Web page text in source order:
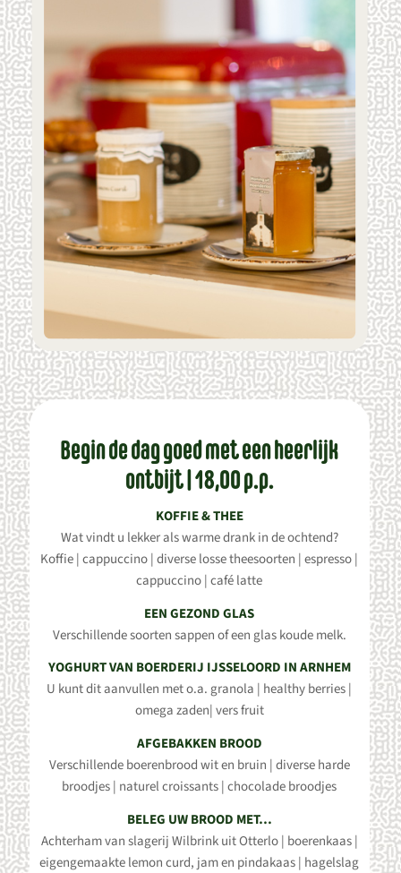
Begin de dag goed met een heerlijk
ontbijt | 18,00 p.p.
KOFFIE & THEE
Wat vindt u lekker als warme drank in de ochtend?
Koffie | cappuccino | diverse losse theesoorten | espresso |
cappuccino | café latte
EEN GEZOND GLAS
Verschillende soorten sappen of een glas koude melk.
YOGHURT VAN BOERDERIJ IJSSELOORD IN ARNHEM
U kunt dit aanvullen met o.a. granola | healthy berries |
omega zaden| vers fruit
AFGEBAKKEN BROOD
Verschillende boerenbrood wit en bruin | diverse harde
broodjes | naturel croissants | chocolade broodjes
BELEG UW BROOD MET…
Achterham van slagerij Wilbrink uit Otterlo | boerenkaas |
eigengemaakte lemon curd, jam en pindakaas | hagelslag